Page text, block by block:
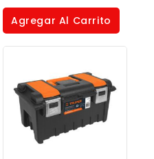
5
Agregar Al Carrito